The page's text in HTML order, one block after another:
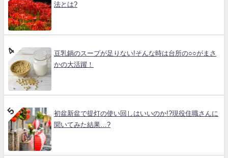
法とは?
豆乳鍋のスープが足りない!そんな時は台所の○○がまさ
かの大活躍！
初盆新盆で提灯の使い回しはいいのか!?現役住職さんに
聞いてみた結果…?